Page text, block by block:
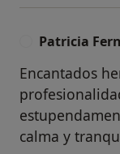
Patricia
Encantados
calma y